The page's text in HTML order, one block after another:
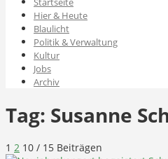
Hier & Heute
Blaulicht
Politik & Verwaltung
Kultur
Jobs
Archiv
Tag: Susanne
1 2 10 / 15 Beiträgen